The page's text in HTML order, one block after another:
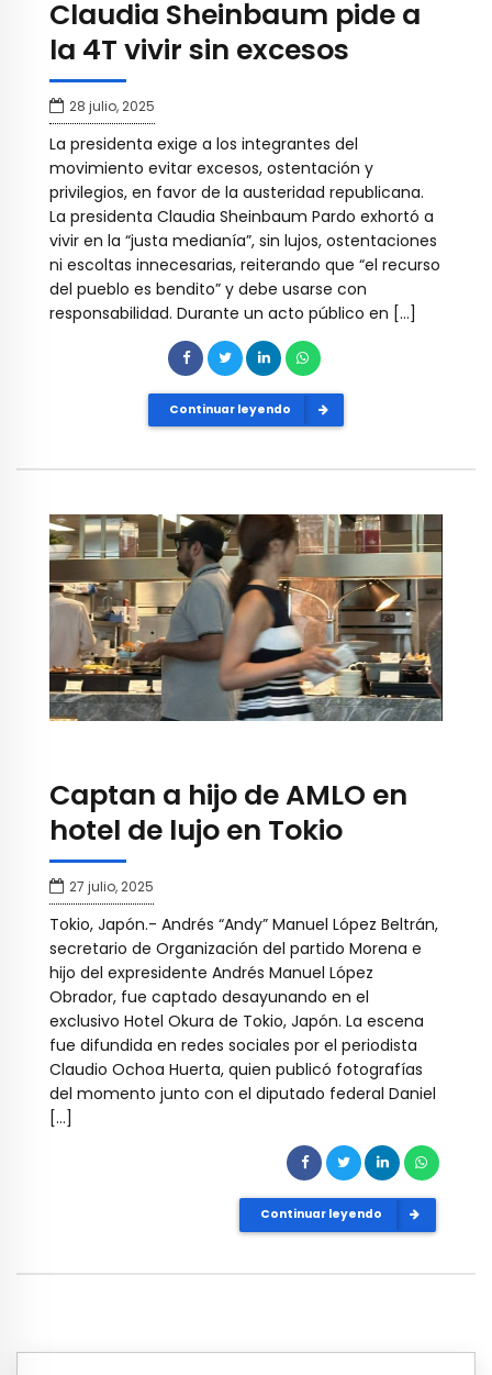
Claudia Sheinbaum pide a
la 4T vivir sin excesos
28 julio, 2025
La presidenta exige a los integrantes del
movimiento evitar excesos, ostentación y
privilegios, en favor de la austeridad republicana.
La presidenta Claudia Sheinbaum Pardo exhortó a
vivir en la “justa medianía”, sin lujos, ostentaciones
ni escoltas innecesarias, reiterando que “el recurso
del pueblo es bendito” y debe usarse con
responsabilidad. Durante un acto público en […]
Continuar leyendo
Captan a hijo de AMLO en
hotel de lujo en Tokio
27 julio, 2025
Tokio, Japón.- Andrés “Andy” Manuel López Beltrán,
secretario de Organización del partido Morena e
hijo del expresidente Andrés Manuel López
Obrador, fue captado desayunando en el
exclusivo Hotel Okura de Tokio, Japón. La escena
fue difundida en redes sociales por el periodista
Claudio Ochoa Huerta, quien publicó fotografías
del momento junto con el diputado federal Daniel
[…]
Continuar leyendo